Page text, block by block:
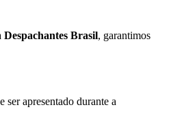
Despachantes Brasil, garantimos
apresentado durante a